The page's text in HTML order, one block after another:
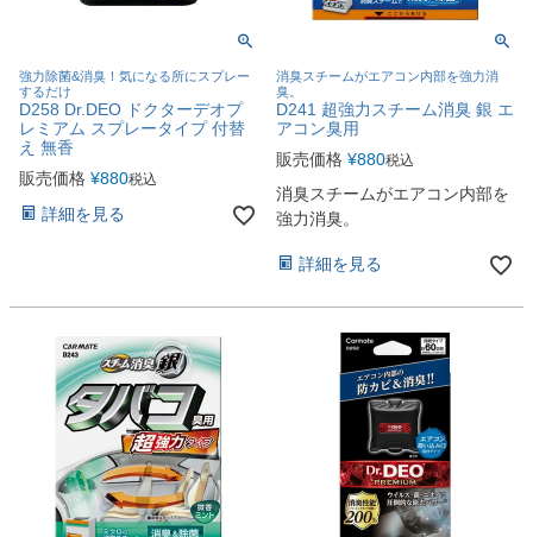
強力除菌&消臭！気になる所にスプレー
するだけ
D258 Dr.DEO ドクターデオプ
レミアム スプレータイプ 付替
え 無香
販売価格 ¥880税込
詳細を見る
消臭スチームがエアコン内部を強力消
臭。
D241 超強力スチーム消臭 銀 エ
アコン臭用
販売価格 ¥880税込
消臭スチームがエアコン内部を
強力消臭。
詳細を見る